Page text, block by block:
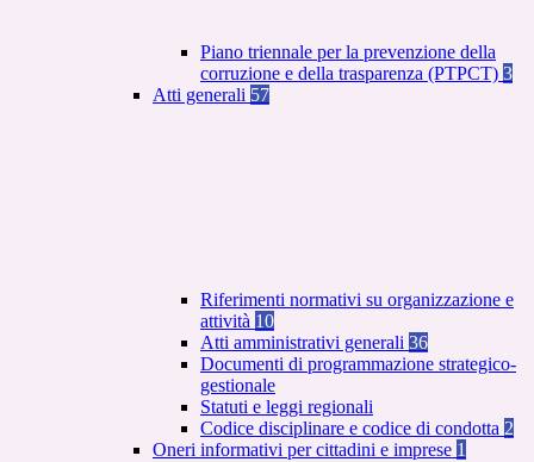
Piano triennale per la prevenzione della
corruzione e della trasparenza (PTPCT) 3
Atti generali 57
Riferimenti normativi su organizzazione e
attività 10
Atti amministrativi generali 36
Documenti di programmazione strategico-
gestionale
Statuti e leggi regionali
Codice disciplinare e codice di condotta 2
Oneri informativi per cittadini e imprese 1